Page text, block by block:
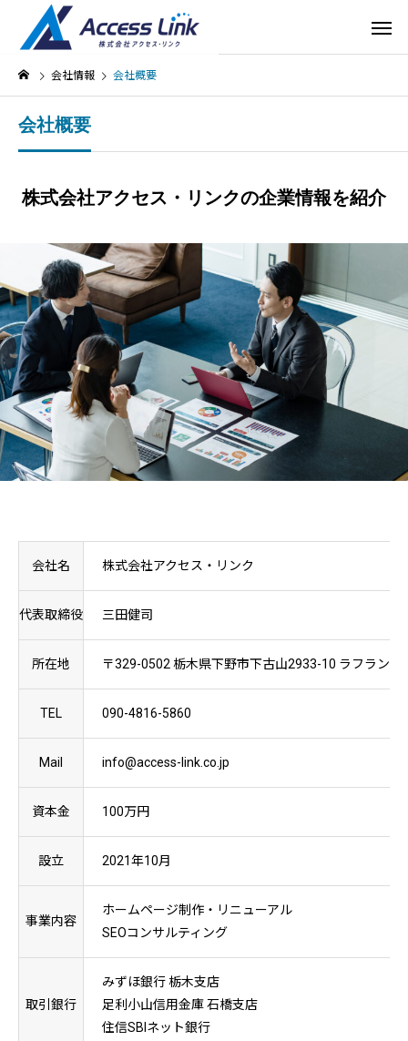
会社情報 会社概要
会社概要
株式会社アクセス・リンクの企業情報を紹介
会社名 株式会社アクセス・リンク
代表取締役 三田健司
所在地 〒329-0502 栃木県下野市下古山2933-10 ラフランセ
TEL 090-4816-5860
Mail info@access-link.co.jp
資本金 100万円
設立 2021年10月
事業内容
ホームページ制作・リニューアル
SEOコンサルティング
取引銀行
みずほ銀行 栃木支店
足利小山信用金庫 石橋支店
住信SBIネット銀行